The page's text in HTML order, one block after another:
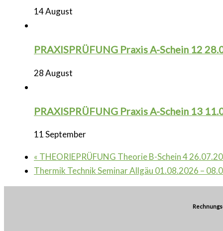
14 August
PRAXISPRÜFUNG Praxis A-Schein 12
28 August
PRAXISPRÜFUNG Praxis A-Schein 13
11 September
« THEORIEPRÜFUNG Theorie B-Schein 4
Thermik Technik Seminar Allgäu 01.08.2026 –